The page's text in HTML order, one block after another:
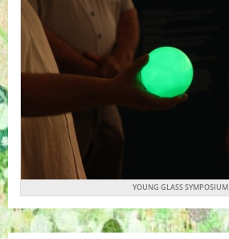
YOUNG GLASS SYMPOSIUM